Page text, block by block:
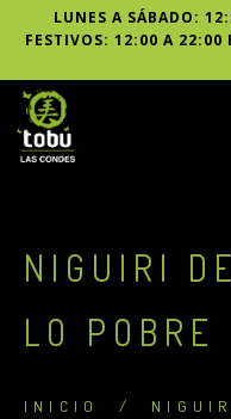
LUNES A SÁBADO:
FESTIVOS: 12:00 A 22:00
NIGUIRI
LO POBRE
INICIO /